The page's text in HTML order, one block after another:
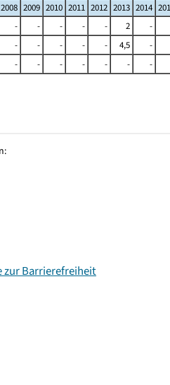
2008 2009 2010 2011 2012 2013 2014
- - - - - 2 -
- - - - - 4,5 -
- - - - - - -
zur Barrierefreiheit